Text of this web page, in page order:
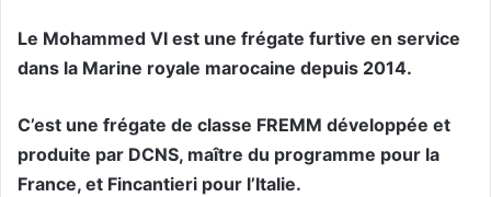
Le Mohammed VI est une frégate furtive en service
dans la Marine royale marocaine depuis 2014.
C’est une frégate de classe FREMM développée et
produite par DCNS, maître du programme pour la
France, et Fincantieri pour l’Italie.